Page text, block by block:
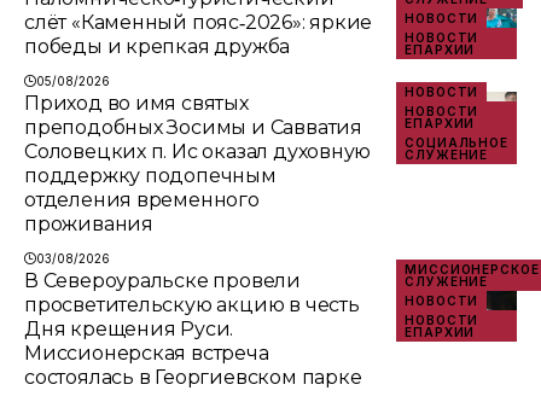
НОВОСТИ
НОВОСТИ
ЕПАРХИИ
слёт «Каменный пояс‑2026»: яркие
победы и крепкая дружба
05/08/2026
НОВОСТИ
НОВОСТИ
ЕПАРХИИ
СОЦИАЛЬНОЕ
СЛУЖЕНИЕ
Приход во имя святых
преподобных Зосимы и Савватия
Соловецких п. Ис оказал духовную
поддержку подопечным
отделения временного
проживания
03/08/2026
МИССИОНЕРСКОЕ
СЛУЖЕНИЕ
НОВОСТИ
НОВОСТИ
ЕПАРХИИ
В Североуральске провели
просветительскую акцию в честь
Дня крещения Руси.
Миссионерская встреча
состоялась в Георгиевском парке